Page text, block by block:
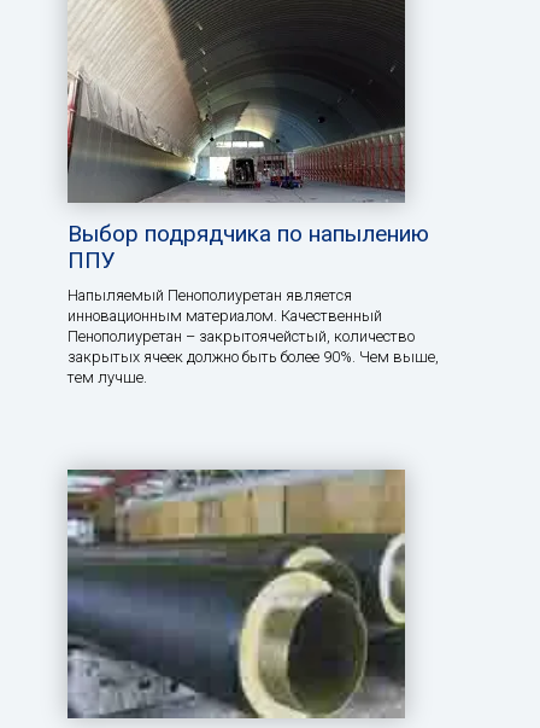
Выбор подрядчика по напылению
ППУ
Напыляемый Пенополиуретан является
инновационным материалом. Качественный
Пенополиуретан – закрытоячейстый, количество
закрытых ячеек должно быть более 90%. Чем выше,
тем лучше.